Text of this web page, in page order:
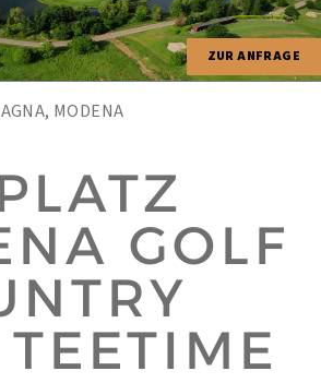
ZUR ANFRAGE
MODENA
GOLF